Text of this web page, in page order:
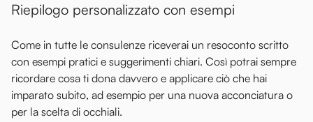
Riepilogo personalizzato con esempi
Come in tutte le consulenze riceverai un resoconto scritto
con esempi pratici e suggerimenti chiari. Così potrai sempre
ricordare cosa ti dona davvero e applicare ciò che hai
imparato subito, ad esempio per una nuova acconciatura o
per la scelta di occhiali.